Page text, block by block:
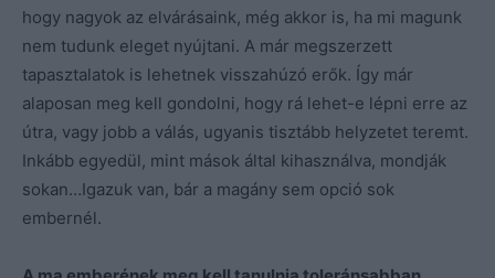
hogy nagyok az elvárásaink, még akkor is, ha mi magunk
nem tudunk eleget nyújtani. A már megszerzett
tapasztalatok is lehetnek visszahúzó erők. Így már
alaposan meg kell gondolni, hogy rá lehet-e lépni erre az
útra, vagy jobb a válás, ugyanis tisztább helyzetet teremt.
Inkább egyedül, mint mások által kihasználva, mondják
sokan…Igazuk van, bár a magány sem opció sok
embernél.